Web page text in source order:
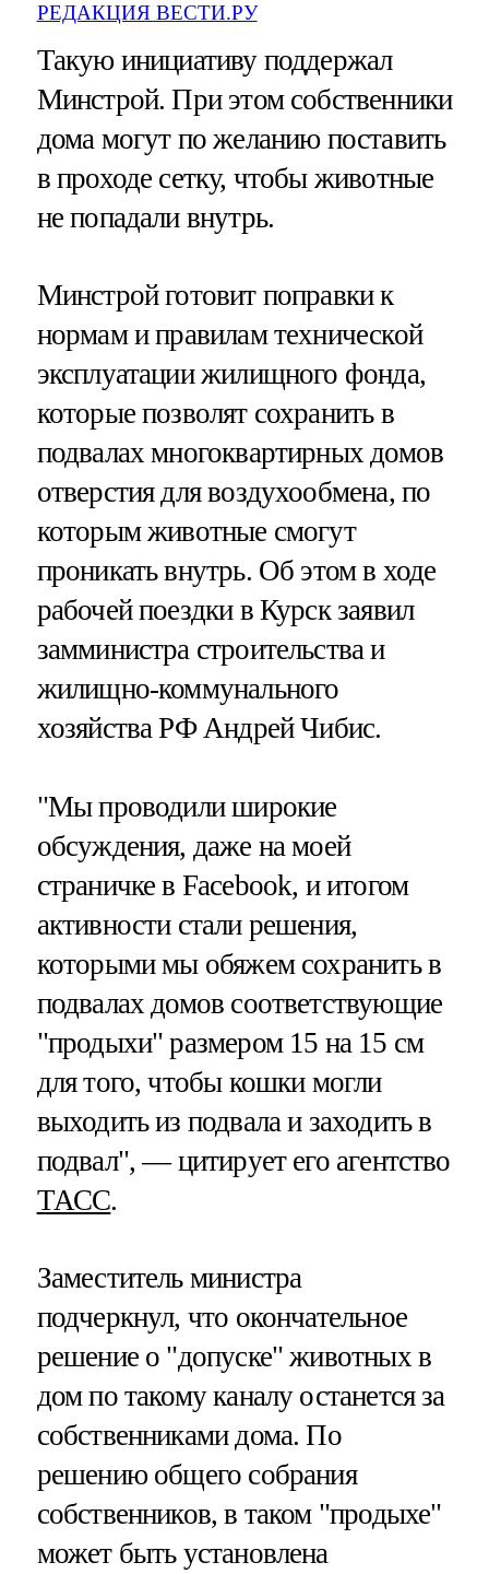
РЕДАКЦИЯ ВЕСТИ.РУ
Такую инициативу поддержал
Минстрой. При этом собственники
дома могут по желанию поставить
в проходе сетку, чтобы животные
не попадали внутрь.
Минстрой готовит поправки к
нормам и правилам технической
эксплуатации жилищного фонда,
которые позволят сохранить в
подвалах многоквартирных домов
отверстия для воздухообмена, по
которым животные смогут
проникать внутрь. Об этом в ходе
рабочей поездки в Курск заявил
замминистра строительства и
жилищно-коммунального
хозяйства РФ Андрей Чибис.
"Мы проводили широкие
обсуждения, даже на моей
страничке в Facebook, и итогом
активности стали решения,
которыми мы обяжем сохранить в
подвалах домов соответствующие
"продыхи" размером 15 на 15 см
для того, чтобы кошки могли
выходить из подвала и заходить в
подвал", — цитирует его агентство
ТАСС.
Заместитель министра
подчеркнул, что окончательное
решение о "допуске" животных в
дом по такому каналу останется за
собственниками дома. По
решению общего собрания
собственников, в таком "продыхе"
может быть установлена